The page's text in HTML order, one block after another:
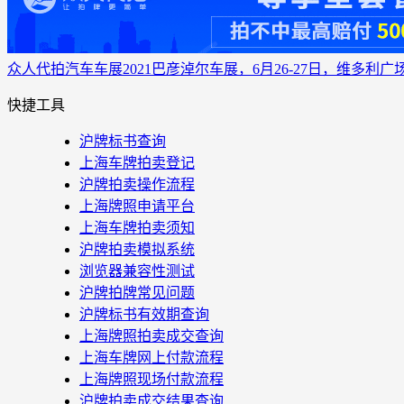
众人代拍汽车车展2021巴彦淖尔车展，6月26-27日，维多利广
快捷工具
沪牌标书查询
上海车牌拍卖登记
沪牌拍卖操作流程
上海牌照申请平台
上海车牌拍卖须知
沪牌拍卖模拟系统
浏览器兼容性测试
沪牌拍牌常见问题
沪牌标书有效期查询
上海牌照拍卖成交查询
上海车牌网上付款流程
上海牌照现场付款流程
沪牌拍卖成交结果查询